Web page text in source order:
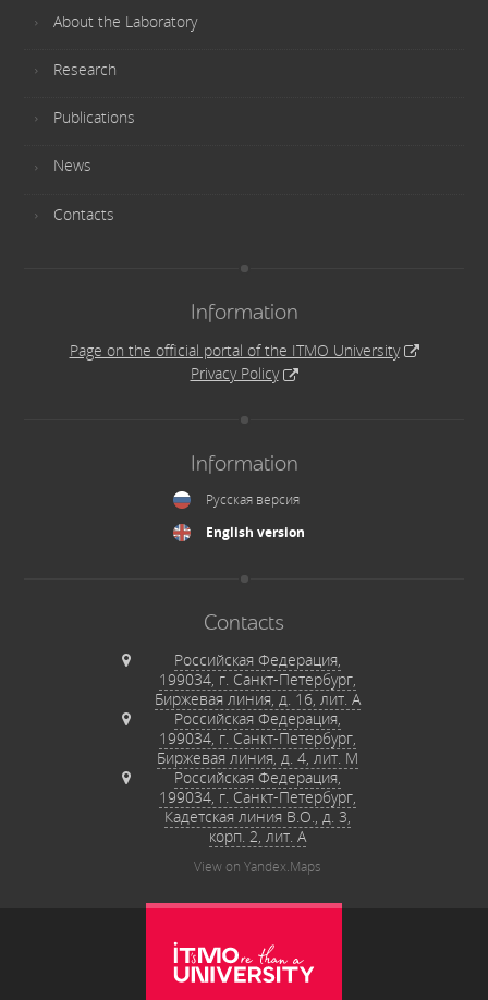
About the Laboratory
Research
Publications
News
Contacts
Information
Page on the official portal of the ITMO University
Privacy Policy
Information
Русская версия
English version
Contacts
Российская Федерация,
199034, г. Санкт-Петербург,
Биржевая линия, д. 16, лит. А
Российская Федерация,
199034, г. Санкт-Петербург,
Биржевая линия, д. 4, лит. М
Российская Федерация,
199034, г. Санкт-Петербург,
Кадетская линия В.О., д. 3,
корп. 2, лит. А
View on Yandex.Maps